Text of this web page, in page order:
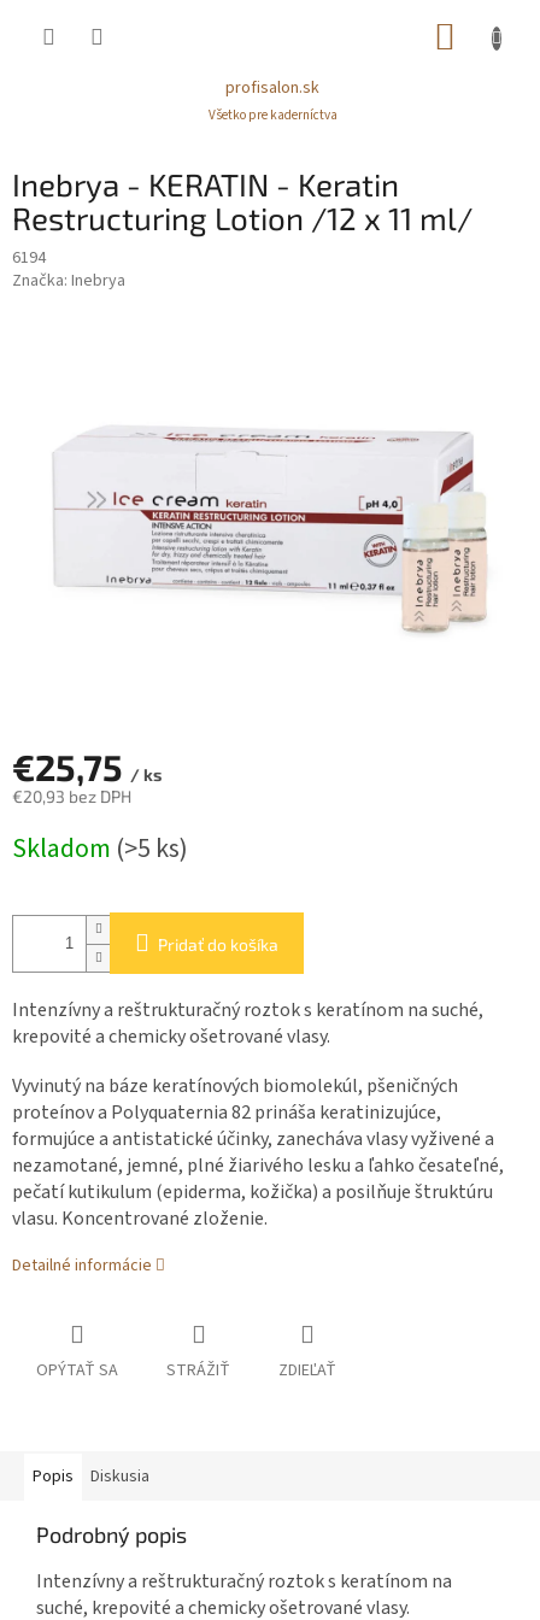
profisalon.sk
Všetko pre kaderníctva
Inebrya - KERATIN - Keratin
Restructuring Lotion /12 x 11 ml/
6194
Značka: Inebrya
€25,75 / ks
€20,93 bez DPH
cena:
Skladom (>5 ks)
Pridať do košíka
Intenzívny a reštrukturačný roztok s keratínom na suché,
krepovité a chemicky ošetrované vlasy.
Vyvinutý na báze keratínových biomolekúl, pšeničných
proteínov a Polyquaternia 82 prináša keratinizujúce,
formujúce a antistatické účinky, zanecháva vlasy vyživené a
nezamotané, jemné, plné žiarivého lesku a ľahko česateľné,
pečatí kutikulum (epiderma, kožička) a posilňuje štruktúru
vlasu. Koncentrované zloženie.
Detailné informácie
OPÝTAŤ SA STRÁŽIŤ ZDIEĽAŤ
Popis Diskusia
Podrobný popis
Intenzívny a reštrukturačný roztok s keratínom na
suché, krepovité a chemicky ošetrované vlasy.